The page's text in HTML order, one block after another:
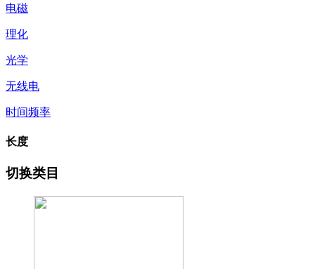
电磁
理化
光学
无线电
时间频率
长度
切换类目